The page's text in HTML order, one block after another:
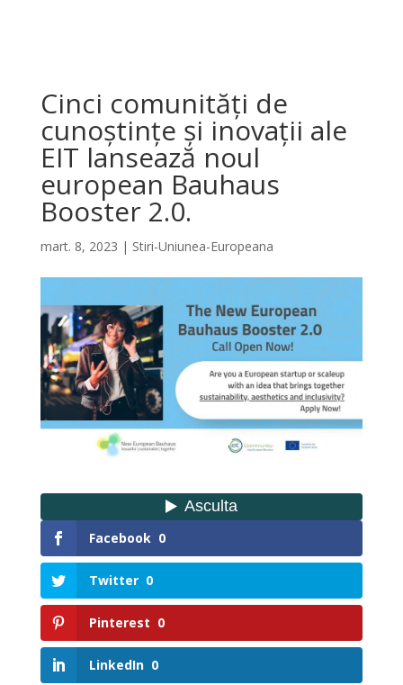
Cinci comunități de
cunoștințe și inovații ale
EIT lansează noul
european Bauhaus
Booster 2.0.
mart. 8, 2023 | Stiri-Uniunea-Europeana
Facebook 0
Twitter 0
Pinterest 0
LinkedIn 0